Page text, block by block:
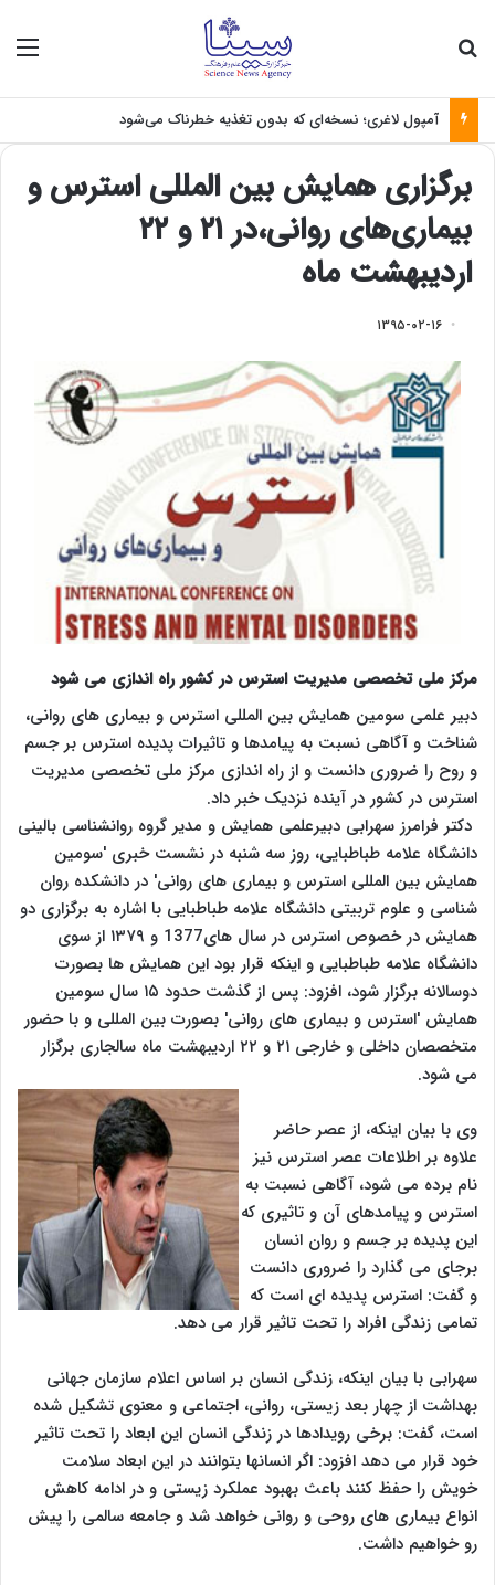
آمپول لاغری؛ نسخه‌ای که بدون تغذیه خطرناک می‌شود
برگزاری همایش بین المللی استرس و
بیماری‌های روانی،در ۲۱ و ۲۲
اردیبهشت ماه
۱۳۹۵-۰۲-۱۶
مرکز ملی تخصصی مدیریت استرس در کشور راه اندازی می شود
دبیر علمی سومین همایش بین المللی استرس و بیماری های روانی،
شناخت و آگاهی نسبت به پیامدها و تاثیرات پدیده استرس بر جسم
و روح را ضروری دانست و از راه اندازی مرکز ملی تخصصی مدیریت
استرس در کشور در آینده نزدیک خبر داد.
دکتر فرامرز سهرابی دبیرعلمی همایش و مدیر گروه روانشناسی بالینی
دانشگاه علامه طباطبایی، روز سه شنبه در نشست خبری 'سومین
همایش بین المللی استرس و بیماری های روانی' در دانشکده روان
شناسی و علوم تربیتی دانشگاه علامه طباطبایی با اشاره به برگزاری دو
همایش در خصوص استرس در سال های1377 و ۱۳۷۹ از سوی
دانشگاه علامه طباطبایی و اینکه قرار بود این همایش ها بصورت
دوسالانه برگزار شود، افزود: پس از گذشت حدود ۱۵ سال سومین
همایش 'استرس و بیماری های روانی' بصورت بین المللی و با حضور
متخصصان داخلی و خارجی ۲۱ و ۲۲ اردیبهشت ماه سالجاری برگزار
می شود.
وی با بیان اینکه، از عصر حاضر
علاوه بر اطلاعات عصر استرس نیز
نام برده می شود، آگاهی نسبت به
استرس و پیامدهای آن و تاثیری که
این پدیده بر جسم و روان انسان
برجای می گذارد را ضروری دانست
و گفت: استرس پدیده ای است که
تمامی زندگی افراد را تحت تاثیر قرار می دهد.
سهرابی با بیان اینکه، زندگی انسان بر اساس اعلام سازمان جهانی
بهداشت از چهار بعد زیستی، روانی، اجتماعی و معنوی تشکیل شده
است، گفت: برخی رویدادها در زندگی انسان این ابعاد را تحت تاثیر
خود قرار می دهد افزود: اگر انسانها بتوانند در این ابعاد سلامت
خویش را حفظ کنند باعث بهبود عملکرد زیستی و در ادامه کاهش
انواع بیماری های روحی و روانی خواهد شد و جامعه سالمی را پیش
رو خواهیم داشت.